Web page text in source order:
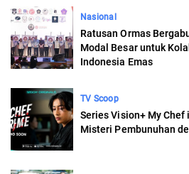
Nasional
Ratusan Ormas
Modal Besar untuk
Indonesia Emas
TV Scoop
Series Vision+ My Chef
Misteri Pembunuhan